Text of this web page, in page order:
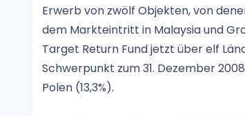
Erwerb von zwölf Objekten, von
dem Markteintritt in Malaysia und
Target Return Fund jetzt über elf
Schwerpunkt zum 31. Dezember
Polen (13,3%).